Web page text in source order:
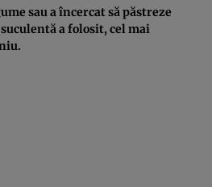
sau a încercat să păstreze
a folosit, cel mai